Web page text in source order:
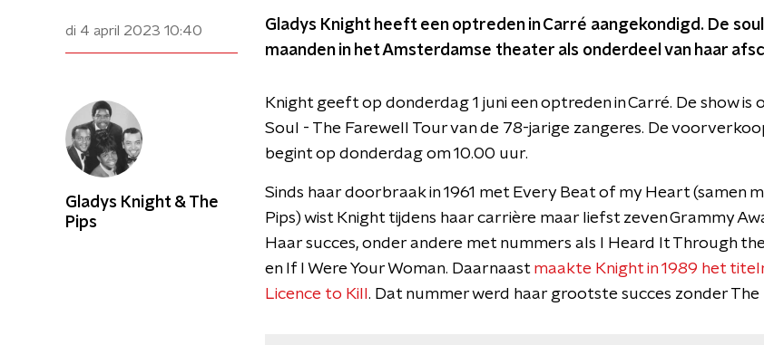
di 4 april 2023 10:40
Gladys Knight heeft een optreden in Carré aangekondigd. De
maanden in het Amsterdamse theater als onderdeel van haar
Knight geeft op donderdag 1 juni een optreden in Carré. De show is
Soul - The Farewell Tour van de 78-jarige zangeres. De
begint op donderdag om 10.00 uur.
Sinds haar doorbraak in 1961 met Every Beat of my Heart (samen
Pips) wist Knight tijdens haar carrière maar liefst zeven Grammy
Haar succes, onder andere met nummers als I Heard It Through
en If I Were Your Woman. Daarnaast maakte Knight in 1989 het
Licence to Kill . Dat nummer werd haar grootste succes zonder The
Gladys Knight & The
Pips